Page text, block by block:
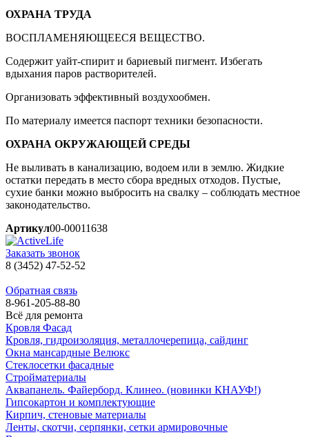
ОХРАНА ТРУДА
ВОСПЛАМЕНЯЮЩЕЕСЯ ВЕЩЕСТВО.
Содержит уайт-спирит и бариевый пигмент. Избегать
вдыхания паров растворителей.
Организовать эффективный воздухообмен.
По материалу имеется паспорт техники безопасности.
ОХРАНА ОКРУЖАЮЩЕЙ СРЕДЫ
Не выливать в канализацию, водоем или в землю. Жидкие
остатки передать в место сбора вредных отходов. Пустые,
сухие банки можно выбросить на свалку – соблюдать местное
законодательство.
Артикул00-00011638
Заказать звонок
8 (3452) 47-52-52
Обратная связь
8-961-205-88-80
Всё для ремонта
Кровля Фасад
Кровля, гидроизоляция, металлочерепица, сайдинг
Окна мансардные Велюкс
Стеклосетки фасадные
Стройматериалы
Аквапанель. Файерборд. Клинео. (новинки КНАУФ!)
Гипсокартон и комплектующие
Кирпич, стеновые материалы
Ленты, скотчи, серпянки, сетки армировочные